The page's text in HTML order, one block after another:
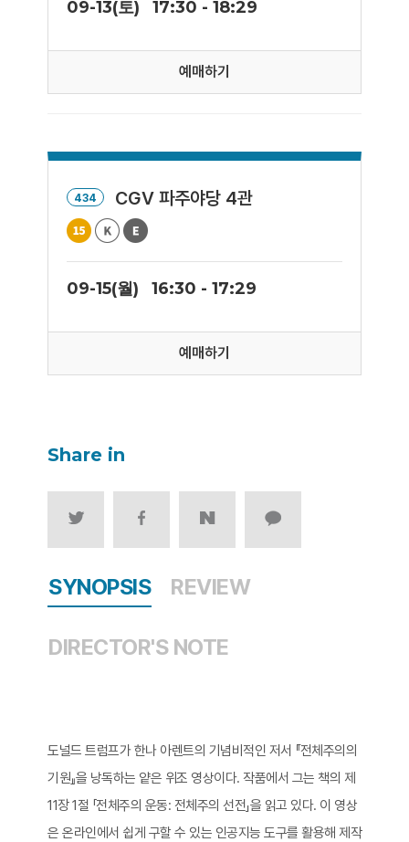
SYNOPSIS REVIEW
DIRECTOR'S NOTE
도널드 트럼프가 한나 아렌트의 기념비적인 저서 『전체주의의
기원』을 낭독하는 얕은 위조 영상이다. 작품에서 그는 책의 제
11장 1절 「전체주의 운동: 전체주의 선전」을 읽고 있다. 이 영상
은 온라인에서 쉽게 구할 수 있는 인공지능 도구를 활용해 제작
09-13(토) 17:30 - 18:29
예매하기
434 CGV 파주야당 4관
09-15(월) 16:30 - 17:29
예매하기
Share in